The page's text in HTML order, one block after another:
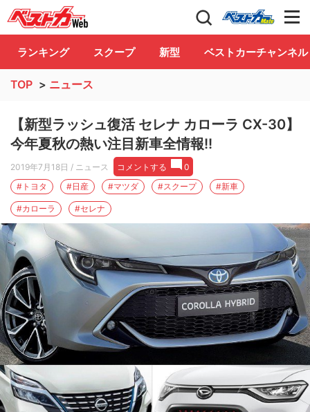
自動車情報誌「ベストカー」 Club
ランキング スクープ 新型 ベストカーチャンネル
TOP > ニュース
【新型ラッシュ復活 セレナ カローラ CX-30】
今年夏秋の熱い注目新車全情報!!
2019年7月18日 / ニュース コメントする
0
#トヨタ
#日産 #マツダ #スクープ #新車
#カローラ #セレナ